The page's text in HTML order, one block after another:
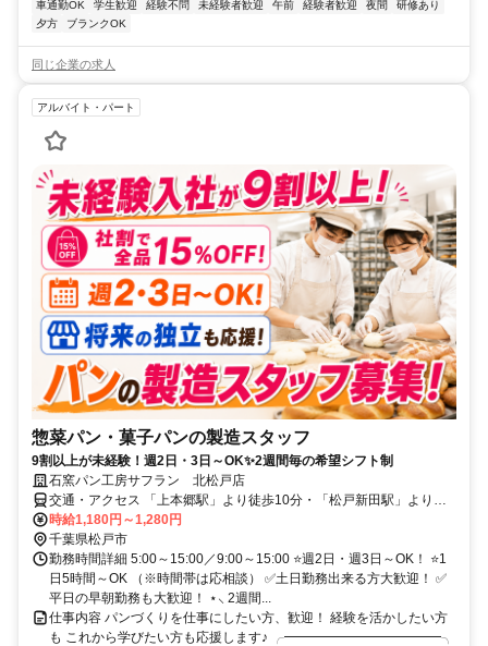
車通勤OK 学生歓迎 経験不問 未経験者歓迎 午前 経験者歓迎 夜間
研修あり
夕方
ブランクOK
同じ企業の求人
アルバイト・パート
惣菜パン・菓子パンの製造スタッフ
9割以上が未経験！週2日・3日～OK✨2週間毎の希望シフト制
石窯パン工房サフラン 北松戸店
交通・アクセス 「上本郷駅」より徒歩10分・「松戸新田駅」より徒
歩12分
時給1,180円～1,280円
千葉県松戸市
勤務時間詳細 5:00～15:00／9:00～15:00 ⭐週2日・週3日～OK！ ⭐1
日5時間～OK （※時間帯は応相談） ✅土日勤務出来る方大歓迎！ ✅
平日の早朝勤務も大歓迎！ ⋆⸜ 2週間...
仕事内容 パンづくりを仕事にしたい方、歓迎！ 経験を活かしたい方
も これから学びたい方も応援します♪ ╭━━━━━━━━━━━━╮